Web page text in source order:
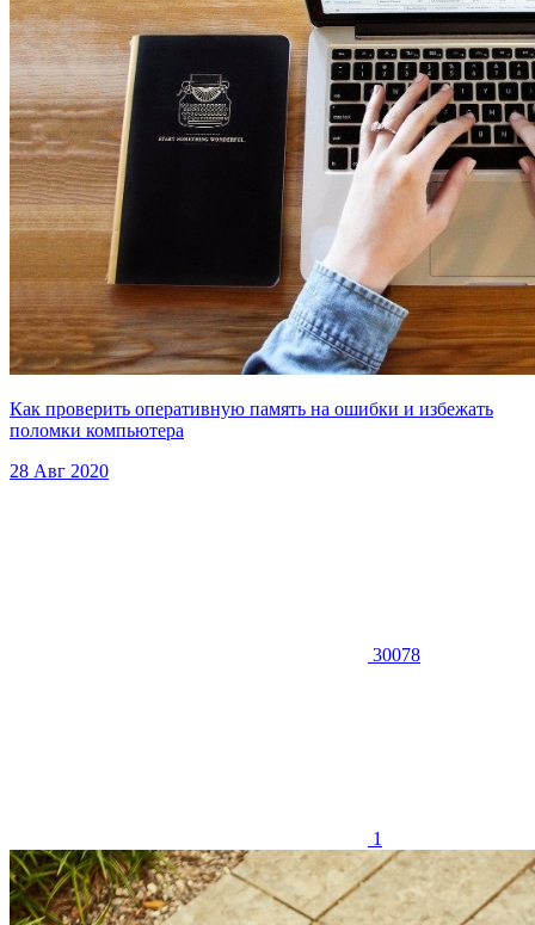
Как проверить оперативную память на ошибки и избежать
поломки компьютера
28 Авг 2020
30078
1